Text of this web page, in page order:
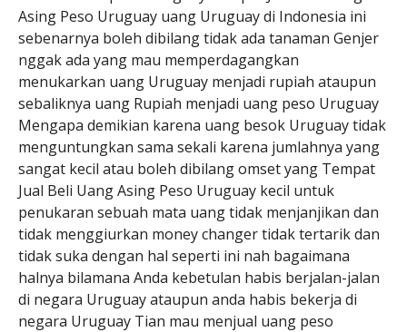
Asing Peso Uruguay uang Uruguay di Indonesia ini
sebenarnya boleh dibilang tidak ada tanaman Genjer
nggak ada yang mau memperdagangkan
menukarkan uang Uruguay menjadi rupiah ataupun
sebaliknya uang Rupiah menjadi uang peso Uruguay
Mengapa demikian karena uang besok Uruguay tidak
menguntungkan sama sekali karena jumlahnya yang
sangat kecil atau boleh dibilang omset yang Tempat
Jual Beli Uang Asing Peso Uruguay kecil untuk
penukaran sebuah mata uang tidak menjanjikan dan
tidak menggiurkan money changer tidak tertarik dan
tidak suka dengan hal seperti ini nah bagaimana
halnya bilamana Anda kebetulan habis berjalan-jalan
di negara Uruguay ataupun anda habis bekerja di
negara Uruguay Tian mau menjual uang peso